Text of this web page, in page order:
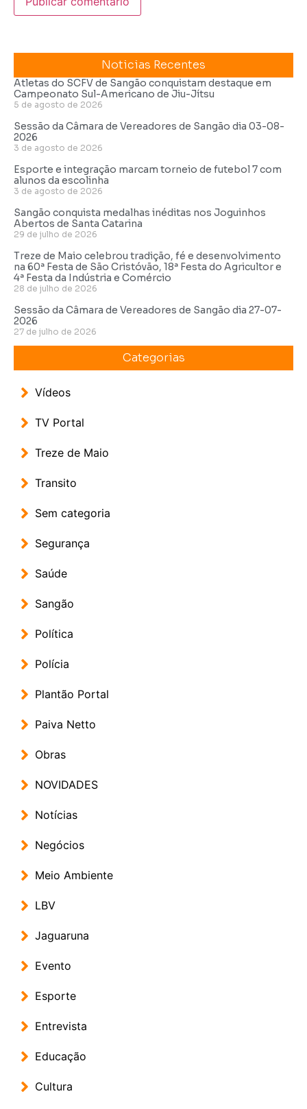
Noticias Recentes
Atletas do SCFV de Sangão conquistam destaque em
Campeonato Sul-Americano de Jiu-Jítsu
5 de agosto de 2026
Sessão da Câmara de Vereadores de Sangão dia 03-08-
2026
3 de agosto de 2026
Esporte e integração marcam torneio de futebol 7 com
alunos da escolinha
3 de agosto de 2026
Sangão conquista medalhas inéditas nos Joguinhos
Abertos de Santa Catarina
29 de julho de 2026
Treze de Maio celebrou tradição, fé e desenvolvimento
na 60ª Festa de São Cristóvão, 18ª Festa do Agricultor e
4ª Festa da Indústria e Comércio
28 de julho de 2026
Sessão da Câmara de Vereadores de Sangão dia 27-07-
2026
27 de julho de 2026
Categorias
Vídeos
TV Portal
Treze de Maio
Transito
Sem categoria
Segurança
Saúde
Sangão
Política
Polícia
Plantão Portal
Paiva Netto
Obras
NOVIDADES
Notícias
Negócios
Meio Ambiente
LBV
Jaguaruna
Evento
Esporte
Entrevista
Educação
Cultura